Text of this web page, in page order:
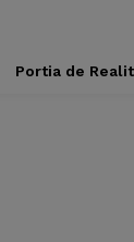
Portia de